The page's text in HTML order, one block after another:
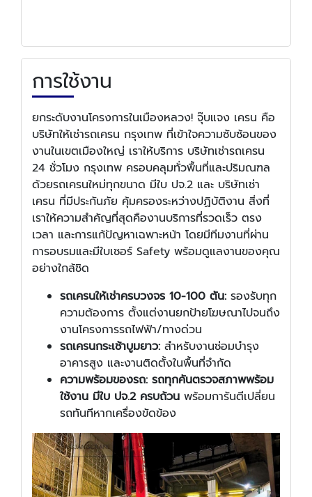
การใช้งาน
ยกระดับงานโครงการในเมืองหลวง! จุ๊บแจง เครน คือ
บริษัทให้เช่ารถเครน กรุงเทพ ที่เข้าใจความซับซ้อนของ
งานในเขตเมืองใหญ่ เราให้บริการ บริษัทเช่ารถเครน
24 ชั่วโมง กรุงเทพ ครอบคลุมทั่วพื้นที่และปริมณฑล
ด้วยรถเครนใหม่ทุกขนาด มีใบ ปจ.2 และ บริษัทเช่า
เครน ที่มีประกันภัย คุ้มครองระหว่างปฏิบัติงาน สิ่งที่
เราให้ความสำคัญที่สุดคืองานบริการที่รวดเร็ว ตรง
เวลา และการแก้ปัญหาเฉพาะหน้า โดยมีทีมงานที่ผ่าน
การอบรมและมีใบเซอร์ Safety พร้อมดูแลงานของคุณ
อย่างใกล้ชิด
รถเครนให้เช่าครบวงจร 10-100 ตัน: รองรับทุก
ความต้องการ ตั้งแต่งานยกป้ายโฆษณาไปจนถึง
งานโครงการรถไฟฟ้า/ทางด่วน
รถเครนกระเช้าบูมยาว: สำหรับงานซ่อมบำรุง
อาคารสูง และงานติดตั้งในพื้นที่จำกัด
ความพร้อมของรถ: รถทุกคันตรวจสภาพพร้อม
ใช้งาน มีใบ ปจ.2 ครบถ้วน พร้อมการันตีเปลี่ยน
รถทันทีหากเครื่องขัดข้อง